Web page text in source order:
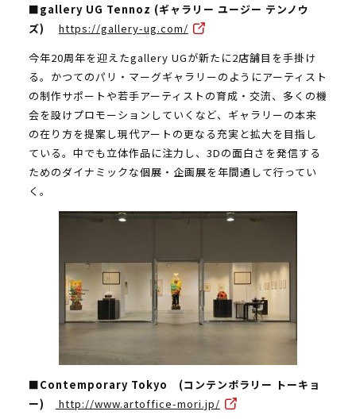
■gallery UG Tennoz (ギャラリー ユージー テンノウ
ズ)
https://gallery-ug.com/
今年20周年を迎えたgallery UGが新たに2店舗目を手掛け
る。かつてのパリ・マーグギャラリーのようにアーティスト
の制作サポートや若手アーティストの育成・交流、多くの機
会を設けプロモーションしていくなど、ギャラリーの本来
の在り方を提案し現代アートの更なる充実と拡大を目指し
ている。中でも立体作品に注力し、3Dの面白さを発信する
ためのダイナミックな個展・企画展を年間通して行ってい
く。
■Contemporary Tokyo (コンテンポラリー トーキョ
ー)
http://www.artoffice-mori.jp/